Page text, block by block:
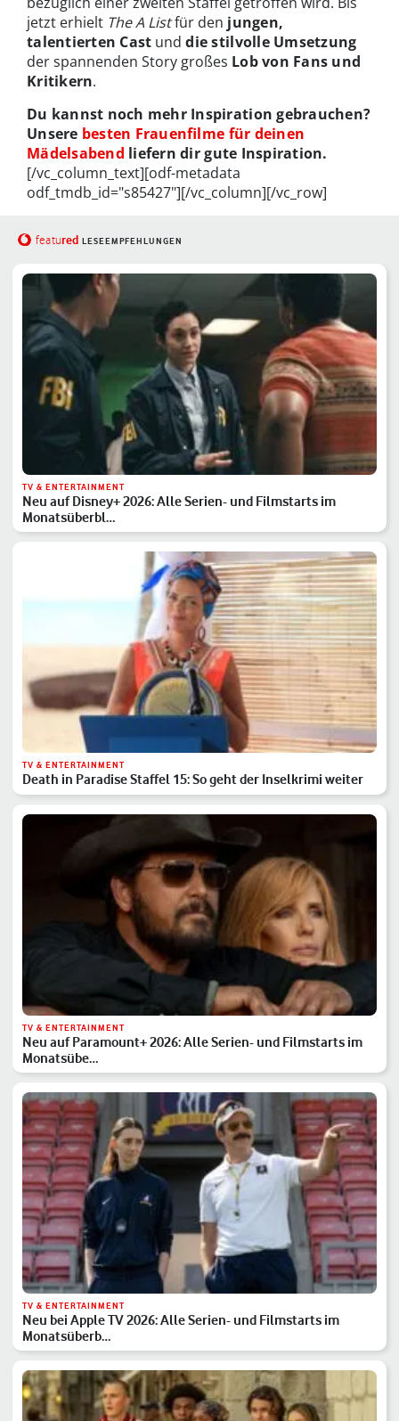
jetzt erhielt The A Listfür den jungen,
talentierten Cast unddie stilvolle Umsetzung
der spannenden Story großes Lob von Fans und
Kritikern.
Du kannst noch mehr Inspiration gebrauchen?
Unsere besten Frauenfilme für deinen
Mädelsabend liefern dir gute Inspiration.
[/vc_column_text][odf-metadata
odf_tmdb_id="s85427"][/vc_column][/vc_row]
featured LESEEMPFEHLUNGEN
TV & ENTERTAINMENT
Neu auf Disney+ 2026: Alle Serien- und Filmstarts im
Monatsüberbl…
TV & ENTERTAINMENT
Death in Paradise Staffel 15: So geht der Inselkrimi weiter
TV & ENTERTAINMENT
Neu auf Paramount+ 2026: Alle Serien- und Filmstarts im
Monatsübe…
TV & ENTERTAINMENT
Neu bei Apple TV 2026: Alle Serien- und Filmstarts im
Monatsüberb…